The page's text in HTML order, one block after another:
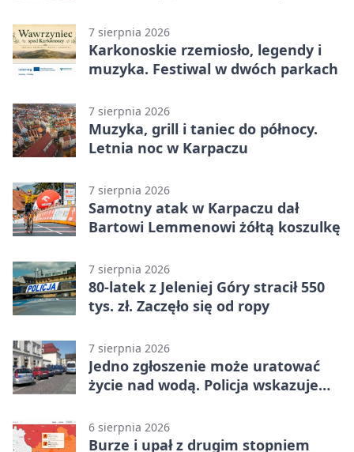
7 sierpnia 2026
Karkonoskie rzemiosło, legendy i
muzyka. Festiwal w dwóch parkach
7 sierpnia 2026
Muzyka, grill i taniec do północy.
Letnia noc w Karpaczu
7 sierpnia 2026
Samotny atak w Karpaczu dał
Bartowi Lemmenowi żółtą koszulkę
7 sierpnia 2026
80-latek z Jeleniej Góry stracił 550
tys. zł. Zaczęło się od ropy
7 sierpnia 2026
Jedno zgłoszenie może uratować
życie nad wodą. Policja wskazuje
6 sierpnia 2026
Burze i upał z drugim stopniem